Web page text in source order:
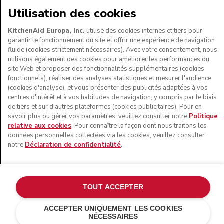
SUIVEZ-NOUS
© KitchenAid 2026 - Tous droits réservés. KitchenAid et la
forme du robot pâtissier multifonction sont des marques
commerciales aux États-Unis et ailleurs.
Politique en matière de cookies
Résolution des litiges en ligne
Utilisation des cookies
KitchenAid Europa, Inc. utilise des cookies internes et tiers pour
garantir le fonctionnement du site et offrir une expérience de navigation
fluide (cookies strictement nécessaires). Avec votre consentement, nous
utilisons également des cookies pour améliorer les performances du
site Web et proposer des fonctionnalités supplémentaires (cookies
fonctionnels), réaliser des analyses statistiques et mesurer l'audience
(cookies d'analyse), et vous présenter des publicités adaptées à vos
centres d'intérêt et à vos habitudes de navigation, y compris par le biais
de tiers et sur d'autres plateformes (cookies publicitaires). Pour en
savoir plus ou gérer vos paramètres, veuillez consulter notre Politique
relative aux cookies. Pour connaître la façon dont nous traitons les
données personnelles collectées via les cookies, veuillez consulter
notre Déclaration de confidentialité.
ACCEPTER UNIQUEMENT LES COOKIES
NÉCESSAIRES
TOUT ACCEPTER